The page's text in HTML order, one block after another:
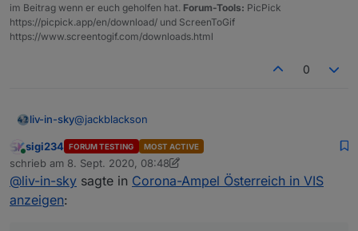
im Beitrag wenn er euch geholfen hat. Forum-Tools: PicPick
https://picpick.app/en/download/ und ScreenToGif
https://www.screentogif.com/downloads.html
0
liv-in-sky@jackblackson
wenn die daten in einem dp stehen mit
let
Online
sigi234 FORUM TESTING MOST ACTIVE
schrieb am 8. Sept. 2020, 08:48
zuletzt editiert von sigi2349. Aug. 2020, 10:56
@liv-in-sky sagte in Corona-Ampel Österreich in VIS
anzeigen: